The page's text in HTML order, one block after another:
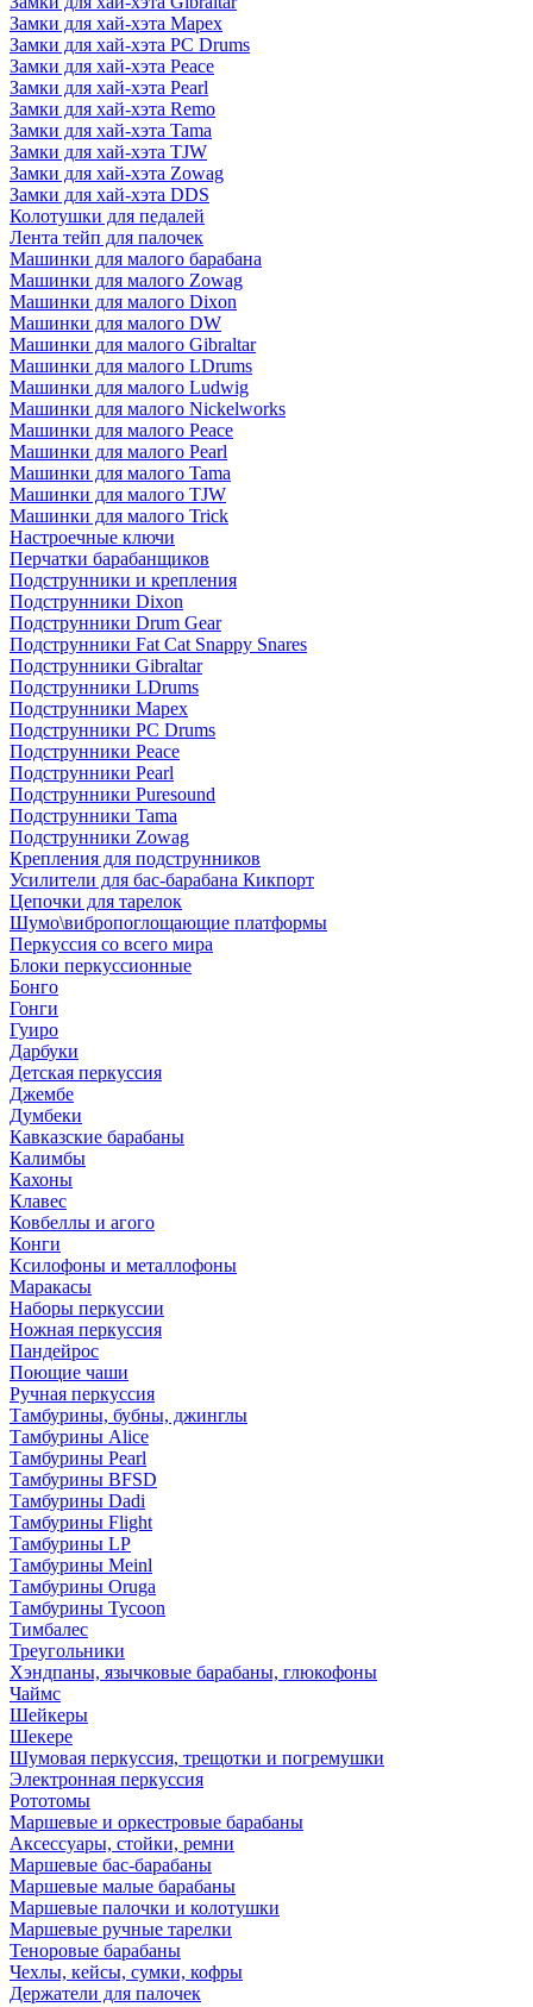
Замки для хай-хэта Mapex
Замки для хай-хэта PC Drums
Замки для хай-хэта Peace
Замки для хай-хэта Pearl
Замки для хай-хэта Remo
Замки для хай-хэта Tama
Замки для хай-хэта TJW
Замки для хай-хэта Zowag
Замки для хай-хэта DDS
Колотушки для педалей
Лента тейп для палочек
Машинки для малого барабана
Машинки для малого Zowag
Машинки для малого Dixon
Машинки для малого DW
Машинки для малого Gibraltar
Машинки для малого LDrums
Машинки для малого Ludwig
Машинки для малого Nickelworks
Машинки для малого Peace
Машинки для малого Pearl
Машинки для малого Tama
Машинки для малого TJW
Машинки для малого Trick
Настроечные ключи
Перчатки барабанщиков
Подструнники и крепления
Подструнники Dixon
Подструнники Drum Gear
Подструнники Fat Cat Snappy Snares
Подструнники Gibraltar
Подструнники LDrums
Подструнники Mapex
Подструнники PC Drums
Подструнники Peace
Подструнники Pearl
Подструнники Puresound
Подструнники Tama
Подструнники Zowag
Крепления для подструнников
Усилители для бас-барабана Кикпорт
Цепочки для тарелок
Шумо\вибропоглощающие платформы
Перкуссия со всего мира
Блоки перкуссионные
Бонго
Гонги
Гуиро
Дарбуки
Детская перкуссия
Джембе
Думбеки
Кавказские барабаны
Калимбы
Кахоны
Клавес
Ковбеллы и агого
Конги
Ксилофоны и металлофоны
Маракасы
Наборы перкуссии
Ножная перкуссия
Пандейрос
Поющие чаши
Ручная перкуссия
Тамбурины, бубны, джинглы
Тамбурины Alice
Тамбурины Pearl
Тамбурины BFSD
Тамбурины Dadi
Тамбурины Flight
Тамбурины LP
Тамбурины Meinl
Тамбурины Oruga
Тамбурины Tycoon
Тимбалес
Треугольники
Хэндпаны, язычковые барабаны, глюкофоны
Чаймс
Шейкеры
Шекере
Шумовая перкуссия, трещотки и погремушки
Электронная перкуссия
Рототомы
Маршевые и оркестровые барабаны
Аксессуары, стойки, ремни
Маршевые бас-барабаны
Маршевые малые барабаны
Маршевые палочки и колотушки
Маршевые ручные тарелки
Теноровые барабаны
Чехлы, кейсы, сумки, кофры
Держатели для палочек